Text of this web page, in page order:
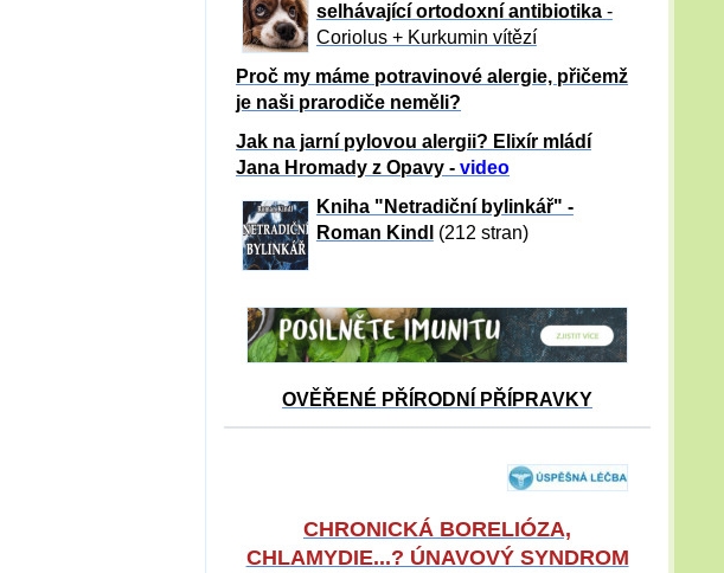
selhávající ortodoxní antibiotika -
Coriolus + Kurkumin vítězí
Proč my máme potravinové alergie, přičemž
je naši prarodiče neměli?
Jak na jarní pylovou alergii? Elixír mládí
Jana Hromady z Opavy - video
Kniha "Netradiční bylinkář" -
Roman Kindl
(212 stran)
OVĚŘENÉ PŘÍRODNÍ PŘÍPRAVKY
CHRONICKÁ BORELIÓZA,
CHLAMYDIE...? ÚNAVOVÝ SYNDROM